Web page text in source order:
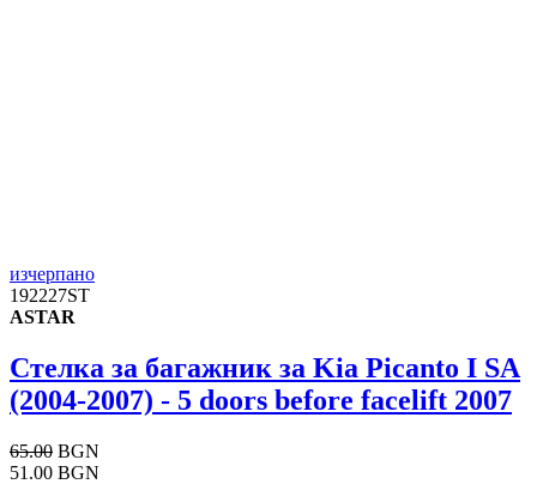
изчерпано
192227ST
ASTAR
Стелка за багажник за Kia Picanto I SA
(2004-2007) - 5 doors before facelift 2007
65.00 BGN
51.00 BGN